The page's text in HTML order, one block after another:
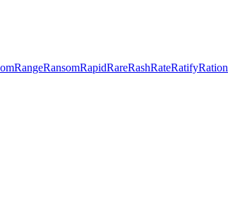
RangeRansomRapidRareRashRateRatifyRation